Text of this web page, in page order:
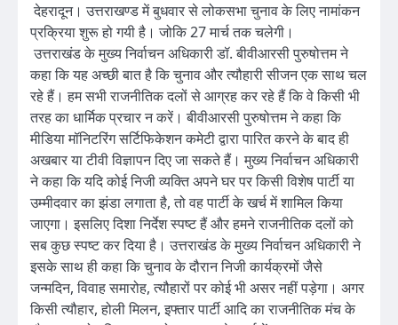
देहरादून। उत्तराखण्ड में बुधवार से लोकसभा चुनाव के लिए नामांकन
प्रक्रिया शुरू हो गयी है। जोकि 27 मार्च तक चलेगी।
उत्तराखंड के मुख्य निर्वाचन अधिकारी डॉ. बीवीआरसी पुरुषोत्तम ने
कहा कि यह अच्छी बात है कि चुनाव और त्यौहारी सीजन एक साथ चल
रहे हैं। हम सभी राजनीतिक दलों से आग्रह कर रहे हैं कि वे किसी भी
तरह का धार्मिक प्रचार न करें। बीवीआरसी पुरुषोत्तम ने कहा कि
मीडिया मॉनिटरिंग सर्टिफिकेशन कमेटी द्वारा पारित करने के बाद ही
अखबार या टीवी विज्ञापन दिए जा सकते हैं। मुख्य निर्वाचन अधिकारी
ने कहा कि यदि कोई निजी व्यक्ति अपने घर पर किसी विशेष पार्टी या
उम्मीदवार का झंडा लगाता है, तो वह पार्टी के खर्च में शामिल किया
जाएगा। इसलिए दिशा निर्देश स्पष्ट हैं और हमने राजनीतिक दलों को
सब कुछ स्पष्ट कर दिया है। उत्तराखंड के मुख्य निर्वाचन अधिकारी ने
इसके साथ ही कहा कि चुनाव के दौरान निजी कार्यक्रमों जैसे
जन्मदिन, विवाह समारोह, त्यौहारों पर कोई भी असर नहीं पड़ेगा। अगर
किसी त्यौहार, होली मिलन, इफ्तार पार्टी आदि का राजनीतिक मंच के